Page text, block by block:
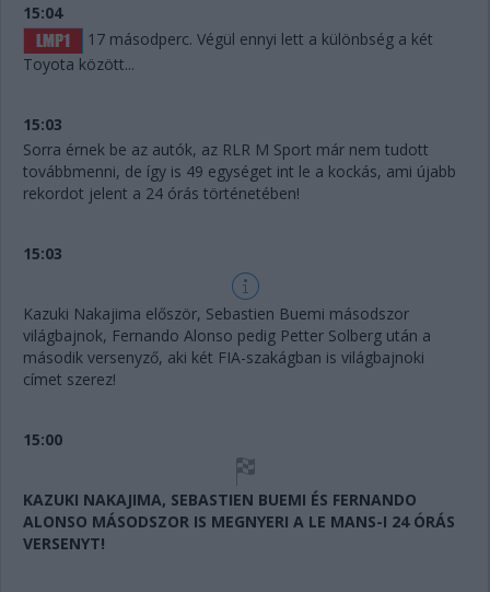
15:04
17 másodperc. Végül ennyi lett a különbség a két
Toyota között...
15:03
Sorra érnek be az autók, az RLR M Sport már nem tudott
továbbmenni, de így is 49 egységet int le a kockás, ami újabb
rekordot jelent a 24 órás történetében!
15:03
Kazuki Nakajima először, Sebastien Buemi másodszor
világbajnok, Fernando Alonso pedig Petter Solberg után a
második versenyző, aki két FIA-szakágban is világbajnoki
címet szerez!
15:00
KAZUKI NAKAJIMA, SEBASTIEN BUEMI ÉS FERNANDO
ALONSO MÁSODSZOR IS MEGNYERI A LE MANS-I 24 ÓRÁS
VERSENYT!